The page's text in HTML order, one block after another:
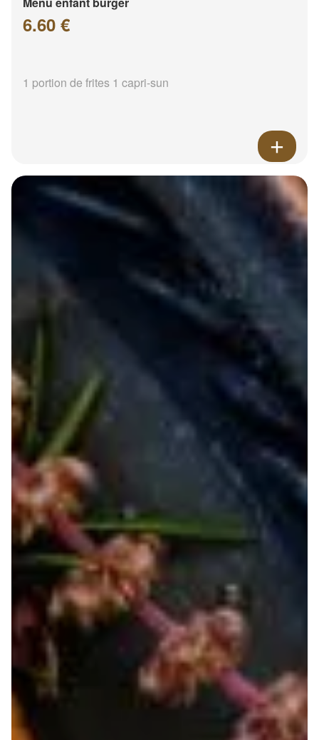
6.60 €
1 portion de frites 1 capri-sun